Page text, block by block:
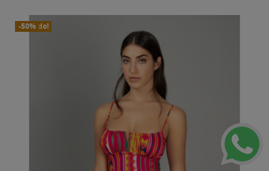
In Saldo!
Nuovo
-50%